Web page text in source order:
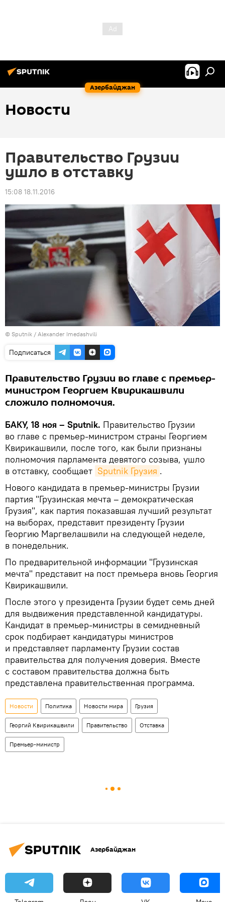
Азербайджан
Новости
Правительство Грузии
ушло в отставку
15:08 18.11.2016
© Sputnik / Alexander Imedashvili
Подписаться
Правительство Грузии во главе с премьер-
министром Георгием Квирикашвили
сложило полномочия.
БАКУ, 18 ноя – Sputnik. Правительство Грузии
во главе с премьер-министром страны Георгием
Квирикашвили, после того, как были признаны
полномочия парламента девятого созыва, ушло
в отставку, сообщает Sputnik Грузия .
Нового кандидата в премьер-министры Грузии
партия "Грузинская мечта – демократическая
Грузия", как партия показавшая лучший результат
на выборах, представит президенту Грузии
Георгию Маргвелашвили на следующей неделе,
в понедельник.
По предварительной информации "Грузинская
мечта" представит на пост премьера вновь Георгия
Квирикашвили.
После этого у президента Грузии будет семь дней
для выдвижения представленной кандидатуры.
Кандидат в премьер-министры в семидневный
срок подбирает кандидатуры министров
и представляет парламенту Грузии состав
правительства для получения доверия. Вместе
с составом правительства должна быть
представлена правительственная программа.
Новости Политика Новости мира Грузия
Георгий Квирикашвили Правительство Отставка
Премьер-министр
Азербайджан